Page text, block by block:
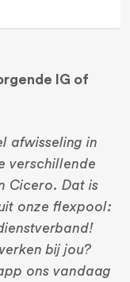
IG of
afwisseling in
verschillende
Cicero. Dat is
onze flexpool:
bij jou?
ons vandaag